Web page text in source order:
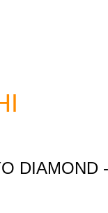
DIAMOND